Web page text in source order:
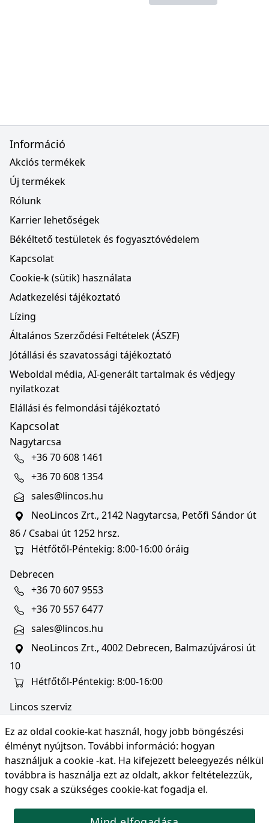
Ez az oldal cookie-kat használ, hogy jobb böngészési
élményt nyújtson. További információ: hogyan
használjuk a cookie -kat. Ha kifejezett beleegyezés nélkül
továbbra is használja ezt az oldalt, akkor feltételezzük,
hogy csak a szükséges cookie-kat fogadja el.
Információ
Akciós termékek
Új termékek
Rólunk
Karrier lehetőségek
Békéltető testületek és fogyasztóvédelem
Kapcsolat
Cookie-k (sütik) használata
Adatkezelési tájékoztató
Lízing
Általános Szerződési Feltételek (ÁSZF)
Jótállási és szavatossági tájékoztató
Weboldal média, AI-generált tartalmak és védjegy
nyilatkozat
Elállási és felmondási tájékoztató
Kapcsolat
Nagytarcsa
+36 70 608 1461
+36 70 608 1354
sales@lincos.hu
NeoLincos Zrt., 2142 Nagytarcsa, Petőfi Sándor út
86 / Csabai út 1252 hrsz.
Hétfőtől-Péntekig: 8:00-16:00 óráig
Debrecen
+36 70 607 9553
+36 70 557 6477
sales@lincos.hu
NeoLincos Zrt., 4002 Debrecen, Balmazújvárosi út
10
Hétfőtől-Péntekig: 8:00-16:00
Lincos szerviz
NeoLincos Zrt., 4002 Debrecen, Balmazújvárosi út
10
Nyitvatartás: hétfő-péntek 8:00-16:00